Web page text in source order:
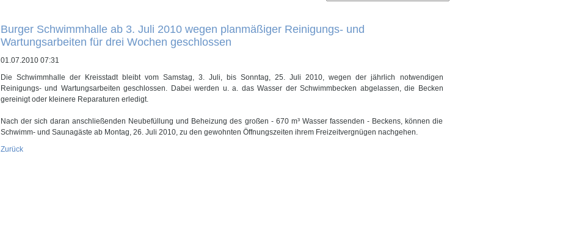
Burger Schwimmhalle ab 3. Juli 2010 wegen planmäßiger Reinigungs- und
Wartungsarbeiten für drei Wochen geschlossen
01.07.2010 07:31
Die Schwimmhalle der Kreisstadt bleibt vom Samstag, 3. Juli, bis Sonntag, 25. Juli 2010, wegen der jährlich notwendigen
Reinigungs- und Wartungsarbeiten geschlossen. Dabei werden u. a. das Wasser der Schwimmbecken abgelassen, die Becken
gereinigt oder kleinere Reparaturen erledigt.
Nach der sich daran anschließenden Neubefüllung und Beheizung des großen - 670 m³ Wasser fassenden - Beckens, können die
Schwimm- und Saunagäste ab Montag, 26. Juli 2010, zu den gewohnten Öffnungszeiten ihrem Freizeitvergnügen nachgehen.
Zurück